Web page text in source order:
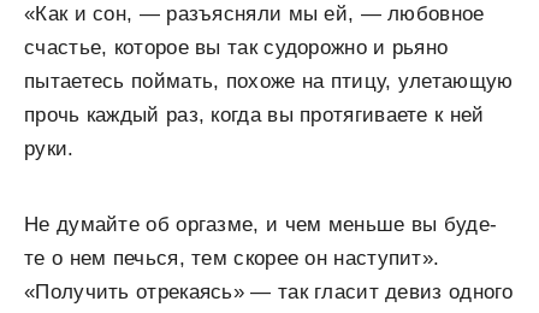
«Как и сон, — разъясняли мы ей, — любовное
счастье, которое вы так судорожно и рьяно
пытаетесь поймать, похоже на птицу, улетающую
прочь каждый раз, когда вы протягиваете к ней
руки.
Не думайте об оргазме, и чем меньше вы буде-
те о нем печься, тем скорее он наступит».
«Получить отрекаясь» — так гласит девиз одного